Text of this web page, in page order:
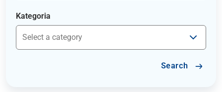
Kategoria
Search